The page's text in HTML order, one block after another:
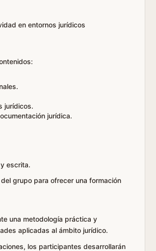
en entornos jurídicos
jurídicos.
jurídica.
escrita.
grupo para ofrecer una formación
una metodología práctica y
aplicadas al ámbito jurídico.
los participantes desarrollarán